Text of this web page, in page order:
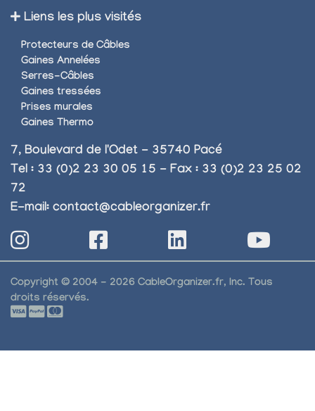
Liens les plus visités
Protecteurs de Câbles
Gaines Annelées
Serres-Câbles
Gaines tressées
Prises murales
Gaines Thermo
7, Boulevard de l'Odet - 35740 Pacé
Tel : 33 (0)2 23 30 05 15 - Fax : 33 (0)2 23 25 02
72
E-mail: contact@cableorganizer.fr
Copyright © 2004 - 2026 CableOrganizer.fr, Inc. Tous
droits réservés.